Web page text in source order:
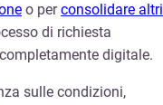
o perconsolidare altri
di richiesta
digitale.
sulle condizioni,